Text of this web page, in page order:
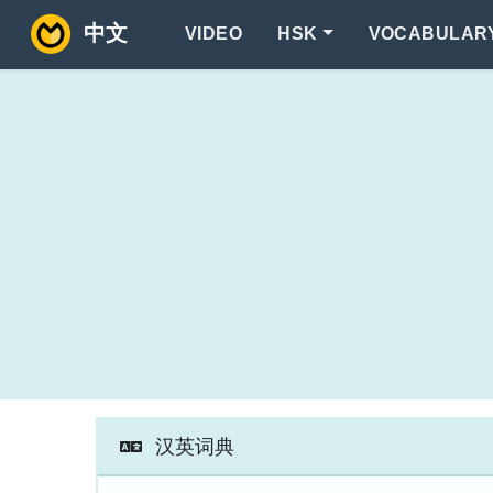
中文 VIDEO HSK
汉英词典